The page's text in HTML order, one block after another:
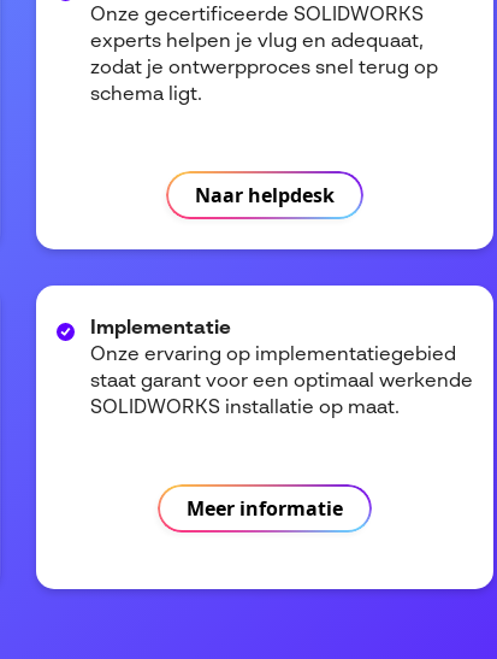
Onze gecertificeerde SOLIDWORKS
experts helpen je vlug en adequaat,
zodat je ontwerpproces snel terug op
schema ligt.
Naar helpdesk
Implementatie
Onze ervaring op implementatiegebied
staat garant voor een optimaal werkende
SOLIDWORKS installatie op maat.
Meer informatie